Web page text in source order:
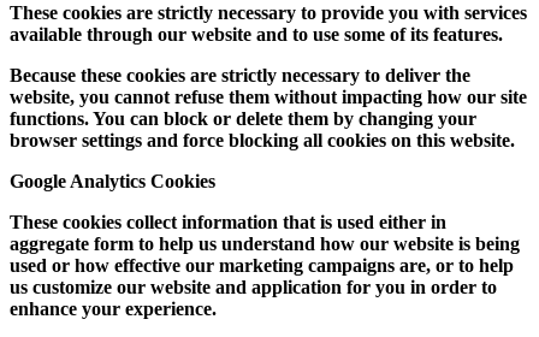
These cookies are strictly necessary to provide you with services
available through our website and to use some of its features.
Because these cookies are strictly necessary to deliver the
website, you cannot refuse them without impacting how our site
functions. You can block or delete them by changing your
browser settings and force blocking all cookies on this website.
Google Analytics Cookies
These cookies collect information that is used either in
aggregate form to help us understand how our website is being
used or how effective our marketing campaigns are, or to help
us customize our website and application for you in order to
enhance your experience.